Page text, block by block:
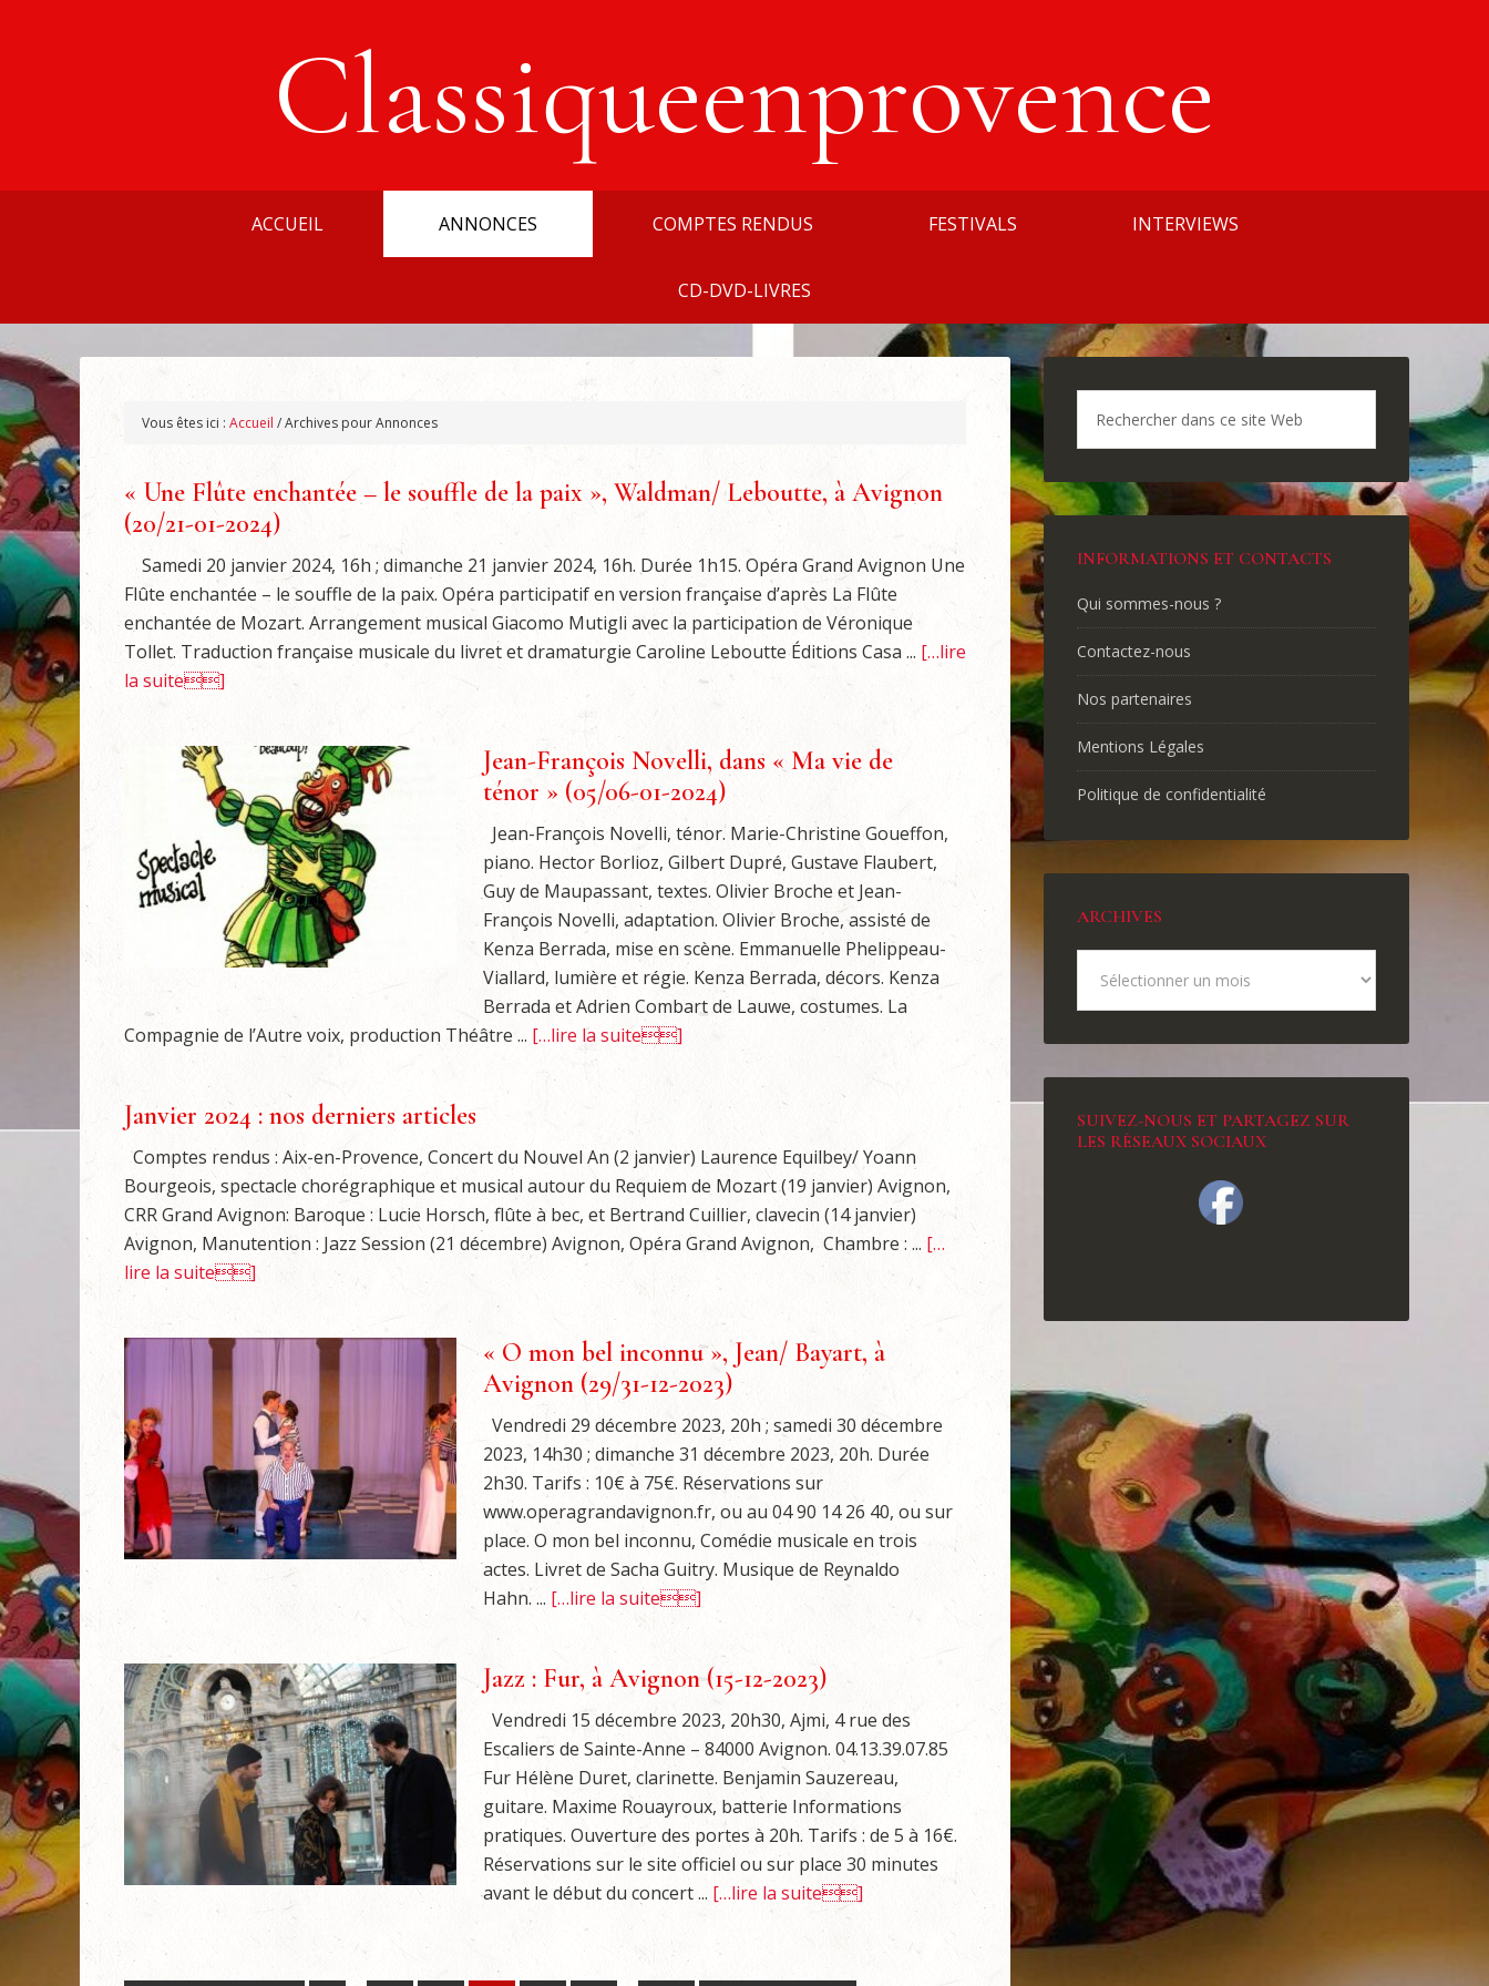
Classiqueenprovence
ACCUEIL ANNONCES COMPTES RENDUS FESTIVALS INTERVIEWS
CD-DVD-LIVRES
Vous êtes ici : Accueil /Archives pour Annonces
« Une Flûte enchantée – le souffle de la paix », Waldman/ Leboutte, à Avignon
(20/21-01-2024)
Samedi 20 janvier 2024, 16h ; dimanche 21 janvier 2024, 16h. Durée 1h15. Opéra Grand Avignon Une
Flûte enchantée – le souffle de la paix. Opéra participatif en version française d’après La Flûte
enchantée de Mozart. Arrangement musical Giacomo Mutigli avec la participation de Véronique
Tollet. Traduction française musicale du livret et dramaturgie Caroline Leboutte Éditions Casa ... […lire
la suite]
Jean-François Novelli, dans « Ma vie de
ténor » (05/06-01-2024)
Jean-François Novelli, ténor. Marie-Christine Goueffon,
piano. Hector Borlioz, Gilbert Dupré, Gustave Flaubert,
Guy de Maupassant, textes. Olivier Broche et Jean-
François Novelli, adaptation. Olivier Broche, assisté de
Kenza Berrada, mise en scène. Emmanuelle Phelippeau-
Viallard, lumière et régie. Kenza Berrada, décors. Kenza
Berrada et Adrien Combart de Lauwe, costumes. La
Compagnie de l’Autre voix, production Théâtre ... […lire la suite]
Janvier 2024 : nos derniers articles
Comptes rendus : Aix-en-Provence, Concert du Nouvel An (2 janvier) Laurence Equilbey/ Yoann
Bourgeois, spectacle chorégraphique et musical autour du Requiem de Mozart (19 janvier) Avignon,
CRR Grand Avignon: Baroque : Lucie Horsch, flûte à bec, et Bertrand Cuillier, clavecin (14 janvier)
Avignon, Manutention : Jazz Session (21 décembre) Avignon, Opéra Grand Avignon, Chambre : ... […
lire la suite]
« O mon bel inconnu », Jean/ Bayart, à
Avignon (29/31-12-2023)
Vendredi 29 décembre 2023, 20h ; samedi 30 décembre
2023, 14h30 ; dimanche 31 décembre 2023, 20h. Durée
2h30. Tarifs : 10€ à 75€. Réservations sur
www.operagrandavignon.fr, ou au 04 90 14 26 40, ou sur
place. O mon bel inconnu, Comédie musicale en trois
actes. Livret de Sacha Guitry. Musique de Reynaldo
Hahn. ... […lire la suite]
Jazz : Fur, à Avignon (15-12-2023)
Vendredi 15 décembre 2023, 20h30, Ajmi, 4 rue des
Escaliers de Sainte-Anne – 84000 Avignon. 04.13.39.07.85
Fur Hélène Duret, clarinette. Benjamin Sauzereau,
guitare. Maxime Rouayroux, batterie Informations
pratiques. Ouverture des portes à 20h. Tarifs : de 5 à 16€.
Réservations sur le site officiel ou sur place 30 minutes
avant le début du concert ... […lire la suite]
INFORMATIONS ET CONTACTS
Qui sommes-nous ?
Contactez-nous
Nos partenaires
Mentions Légales
Politique de confidentialité
ARCHIVES
SUIVEZ-NOUS ET PARTAGEZ SUR
LES RÉSEAUX SOCIAUX